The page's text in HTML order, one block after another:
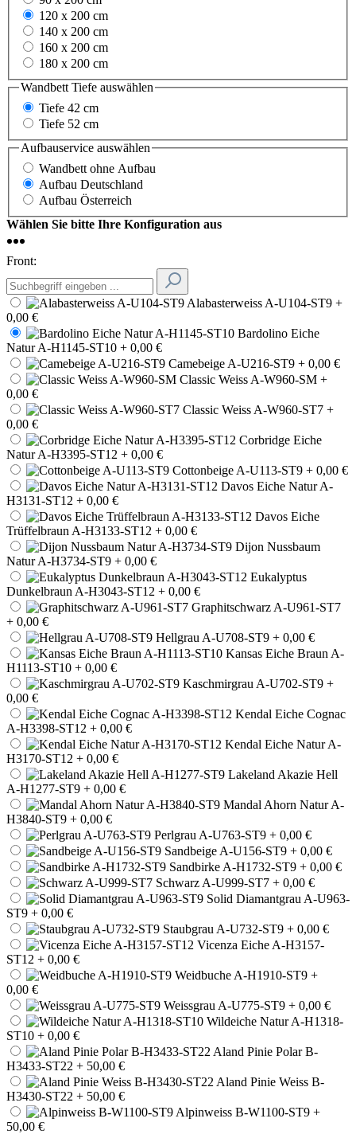
120 x 200 cm
140 x 200 cm
160 x 200 cm
180 x 200 cm
Wandbett Tiefe auswählen
Tiefe 42 cm
Tiefe 52 cm
Aufbauservice auswählen
Wandbett ohne Aufbau
Aufbau Deutschland
Aufbau Österreich
Wählen Sie bitte Ihre Konfiguration aus
Front:
Alabasterweiss A-U104-ST9 +
0,00 €
Bardolino Eiche
Natur A-H1145-ST10 + 0,00 €
Camebeige A-U216-ST9 + 0,00 €
Classic Weiss A-W960-SM +
0,00 €
Classic Weiss A-W960-ST7 +
0,00 €
Corbridge Eiche
Natur A-H3395-ST12 + 0,00 €
Cottonbeige A-U113-ST9 + 0,00 €
Davos Eiche Natur A-
H3131-ST12 + 0,00 €
Davos Eiche
Trüffelbraun A-H3133-ST12 + 0,00 €
Dijon Nussbaum
Natur A-H3734-ST9 + 0,00 €
Eukalyptus
Dunkelbraun A-H3043-ST12 + 0,00 €
Graphitschwarz A-U961-ST7
+ 0,00 €
Hellgrau A-U708-ST9 + 0,00 €
Kansas Eiche Braun A-
H1113-ST10 + 0,00 €
Kaschmirgrau A-U702-ST9 +
0,00 €
Kendal Eiche Cognac
A-H3398-ST12 + 0,00 €
Kendal Eiche Natur A-
H3170-ST12 + 0,00 €
Lakeland Akazie Hell
A-H1277-ST9 + 0,00 €
Mandal Ahorn Natur A-
H3840-ST9 + 0,00 €
Perlgrau A-U763-ST9 + 0,00 €
Sandbeige A-U156-ST9 + 0,00 €
Sandbirke A-H1732-ST9 + 0,00 €
Schwarz A-U999-ST7 + 0,00 €
Solid Diamantgrau A-U963-
ST9 + 0,00 €
Staubgrau A-U732-ST9 + 0,00 €
Vicenza Eiche A-H3157-
ST12 + 0,00 €
Weidbuche A-H1910-ST9 +
0,00 €
Weissgrau A-U775-ST9 + 0,00 €
Wildeiche Natur A-H1318-
ST10 + 0,00 €
Aland Pinie Polar B-
H3433-ST22 + 50,00 €
Aland Pinie Weiss B-
H3430-ST22 + 50,00 €
Alpinweiss B-W1100-ST9 +
50,00 €